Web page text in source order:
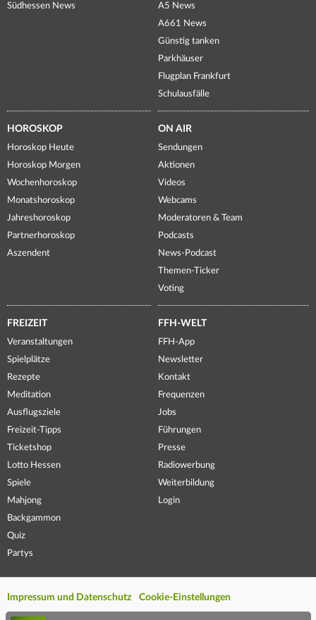
Südhessen News
A5 News
A661 News
Günstig tanken
Parkhäuser
Flugplan Frankfurt
Schulausfälle
HOROSKOP
Horoskop Heute
Horoskop Morgen
Wochenhoroskop
Monatshoroskop
Jahreshoroskop
Partnerhoroskop
Aszendent
ON AIR
Sendungen
Aktionen
Videos
Webcams
Moderatoren & Team
Podcasts
News-Podcast
Themen-Ticker
Voting
FREIZEIT
Veranstaltungen
Spielplätze
Rezepte
Meditation
Ausflugsziele
Freizeit-Tipps
Ticketshop
Lotto Hessen
Spiele
Mahjong
Backgammon
Quiz
Partys
FFH-WELT
FFH-App
Newsletter
Kontakt
Frequenzen
Jobs
Führungen
Presse
Radiowerbung
Weiterbildung
Login
Impressum und Datenschutz Cookie-Einstellungen